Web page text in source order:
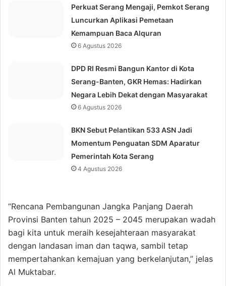
Perkuat Serang Mengaji, Pemkot Serang
Luncurkan Aplikasi Pemetaan
Kemampuan Baca Alquran
6 Agustus 2026
DPD RI Resmi Bangun Kantor di Kota
Serang-Banten, GKR Hemas: Hadirkan
Negara Lebih Dekat dengan Masyarakat
6 Agustus 2026
BKN Sebut Pelantikan 533 ASN Jadi
Momentum Penguatan SDM Aparatur
Pemerintah Kota Serang
4 Agustus 2026
“Rencana Pembangunan Jangka Panjang Daerah
Provinsi Banten tahun 2025 – 2045 merupakan wadah
bagi kita untuk meraih kesejahteraan masyarakat
dengan landasan iman dan taqwa, sambil tetap
mempertahankan kemajuan yang berkelanjutan,” jelas
Al Muktabar.